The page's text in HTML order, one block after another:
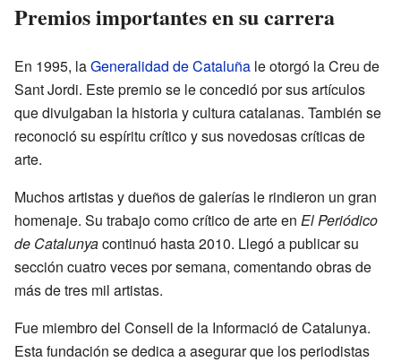
Premios importantes en su carrera
En 1995, laGeneralidad de Cataluña le otorgó la Creu de
Sant Jordi. Este premio se le concedió por sus artículos
que divulgaban la historia y cultura catalanas. También se
reconoció su espíritu crítico y sus novedosas críticas de
arte.
Muchos artistas y dueños de galerías le rindieron un gran
homenaje. Su trabajo como crítico de arte en El Periódico
de Catalunyacontinuó hasta 2010. Llegó a publicar su
sección cuatro veces por semana, comentando obras de
más de tres mil artistas.
Fue miembro del Consell de la Informació de Catalunya.
Esta fundación se dedica a asegurar que los periodistas